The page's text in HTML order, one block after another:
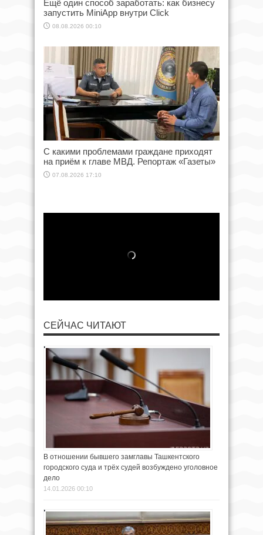
Ещё один способ заработать: как бизнесу
запустить MiniApp внутри Click
08.08.2026 00:10
С какими проблемами граждане приходят
на приём к главе МВД. Репортаж «Газеты»
07.08.2026 17:10
СЕЙЧАС ЧИТАЮТ
В отношении бывшего замглавы Ташкентского
городского суда и трёх судей возбуждено уголовное
дело
14.01.2026 00:10